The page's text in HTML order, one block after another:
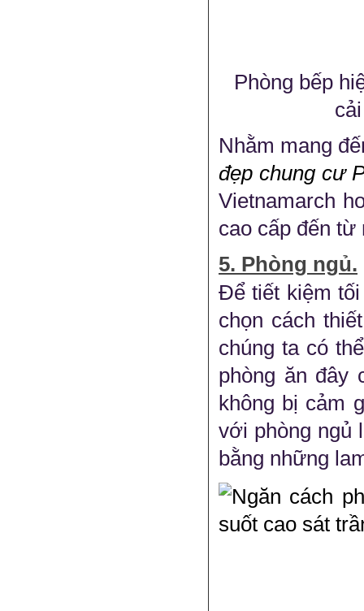
Phòng bếp
Nhằm mang
đẹp chung cư
Vietnamarch
cao cấp đến
5. Phòng ngủ.
Để tiết kiệm tối
chọn cách
chúng ta có
phòng ăn đây
không bị cảm
với phòng ngủ
bằng những